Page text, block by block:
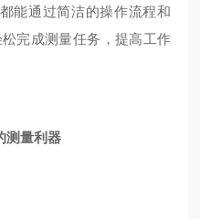
能通过简洁的操作流程和
完成测量任务，提高工作
测量利器